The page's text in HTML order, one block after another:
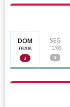
DOM
09/08
3
SEG
10/08
0